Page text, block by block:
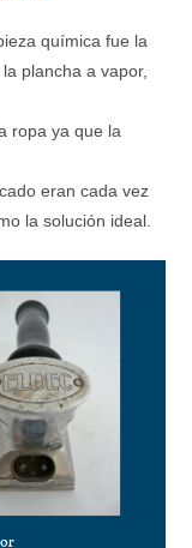
química fue la
plancha a vapor,
ropa ya que la
eran cada vez
la solución ideal.